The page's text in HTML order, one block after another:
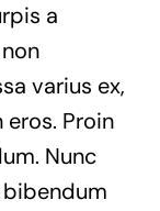
a
varius ex,
Proin
Nunc
bibendum